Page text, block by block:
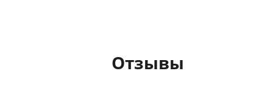
Отзывы